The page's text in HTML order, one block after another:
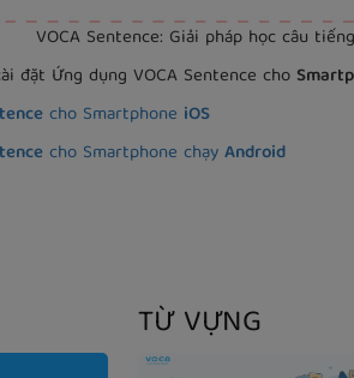
VOCA Sentence: Giải pháp học câu
đặt Ứng dụng VOCA Sentence cho
cho Smartphone iOS
cho Smartphone chạyAndroid
TỪ VỰNG